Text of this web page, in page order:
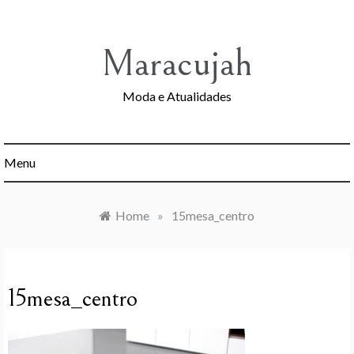
Maracujah
Moda e Atualidades
Menu
Home » 15mesa_centro
15mesa_centro